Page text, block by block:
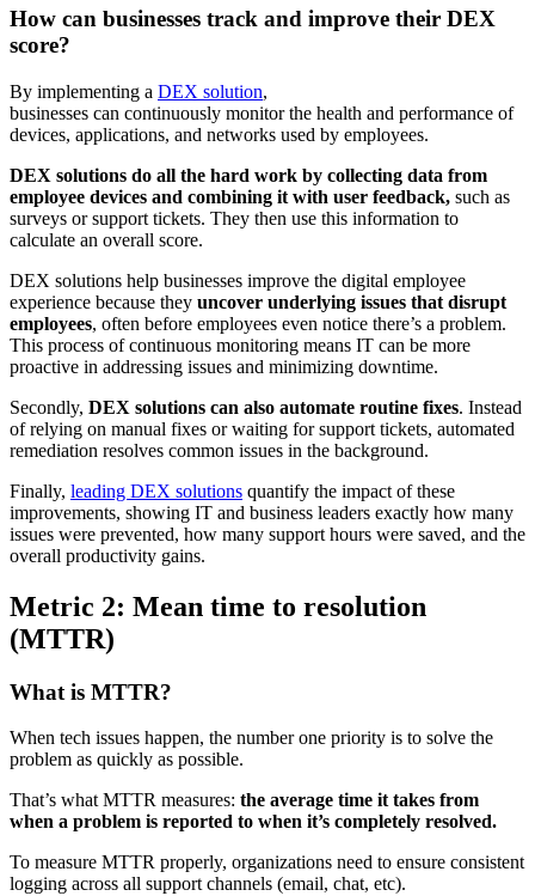
How can businesses track and improve their DEX
score?
By implementing a DEX solution,
businesses can continuously monitor the health and performance of
devices, applications, and networks used by employees.
DEX solutions do all the hard work by collecting data from
employee devices and combining it with user feedback, such as
surveys or support tickets. They then use this information to
calculate an overall score.
DEX solutions help businesses improve the digital employee
experience because they uncover underlying issues that disrupt
employees, often before employees even notice there’s a problem.
This process of continuous monitoring means IT can be more
proactive in addressing issues and minimizing downtime.
Secondly, DEX solutions can also automate routine fixes. Instead
of relying on manual fixes or waiting for support tickets, automated
remediation resolves common issues in the background.
Finally, leading DEX solutions quantify the impact of these
improvements, showing IT and business leaders exactly how many
issues were prevented, how many support hours were saved, and the
overall productivity gains.
Metric 2: Mean time to resolution
(MTTR)
What is MTTR?
When tech issues happen, the number one priority is to solve the
problem as quickly as possible.
That’s what MTTR measures: the average time it takes from
when a problem is reported to when it’s completely resolved.
To measure MTTR properly, organizations need to ensure consistent
logging across all support channels (email, chat, etc).